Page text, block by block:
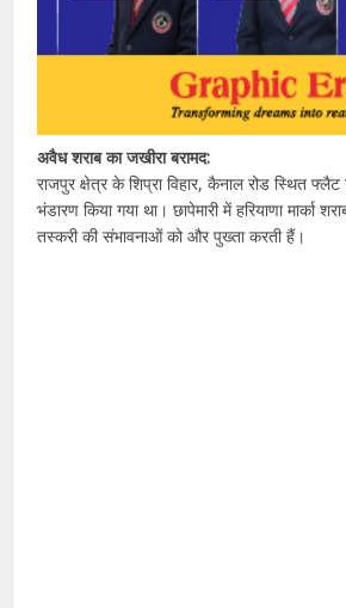
अवैध शराब का जखीरा बरामद:
राजपुर क्षेत्र के शिप्रा विहार, कैनाल रोड स्थित
भंडारण किया गया था। छापेमारी में हरियाणा मार्का
तस्करी की संभावनाओं को और पुख्ता करती हैं।